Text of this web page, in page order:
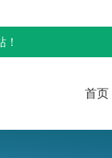
首页